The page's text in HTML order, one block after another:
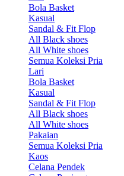
Bola Basket
Kasual
Sandal & Fit Flop
All Black shoes
All White shoes
Semua Koleksi Pria
Lari
Bola Basket
Kasual
Sandal & Fit Flop
All Black shoes
All White shoes
Pakaian
Semua Koleksi Pria
Kaos
Celana Pendek